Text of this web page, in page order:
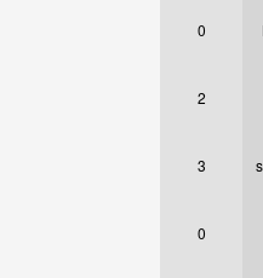
0
2
3
0